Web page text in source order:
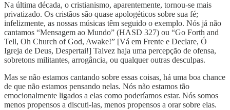
Na última década, o cristianismo, aparentemente, tornou-se mais
privatizado. Os cristãos são quase apologéticos sobre sua fé;
infelizmente, as nossas músicas têm seguido o exemplo. Nós já não
cantamos “Mensagem ao Mundo” (HASD 327) ou “Go Forth and
Tell, Oh Church of God, Awake!” [Vá em Frente e Declare, Ó
Igreja de Deus, Despertai!] Talvez haja uma percepção de ofensa,
sobretons militantes, arrogância, ou qualquer outras desculpas.
Mas se não estamos cantando sobre essas coisas, há uma boa chance
de que não estamos pensando nelas. Nós não estamos tão
emocionalmente ligados a elas como poderíamos estar. Nós somos
menos propensos a discuti-las, menos propensos a orar sobre elas.